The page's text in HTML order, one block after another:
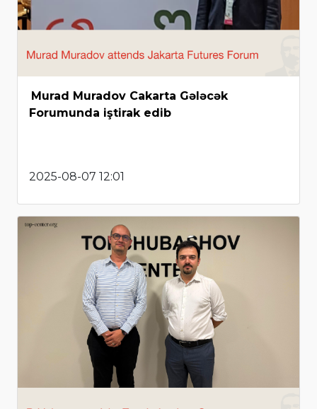
Murad Muradov Cakarta Gələcək
Forumunda iştirak edib
2025-08-07 12:01